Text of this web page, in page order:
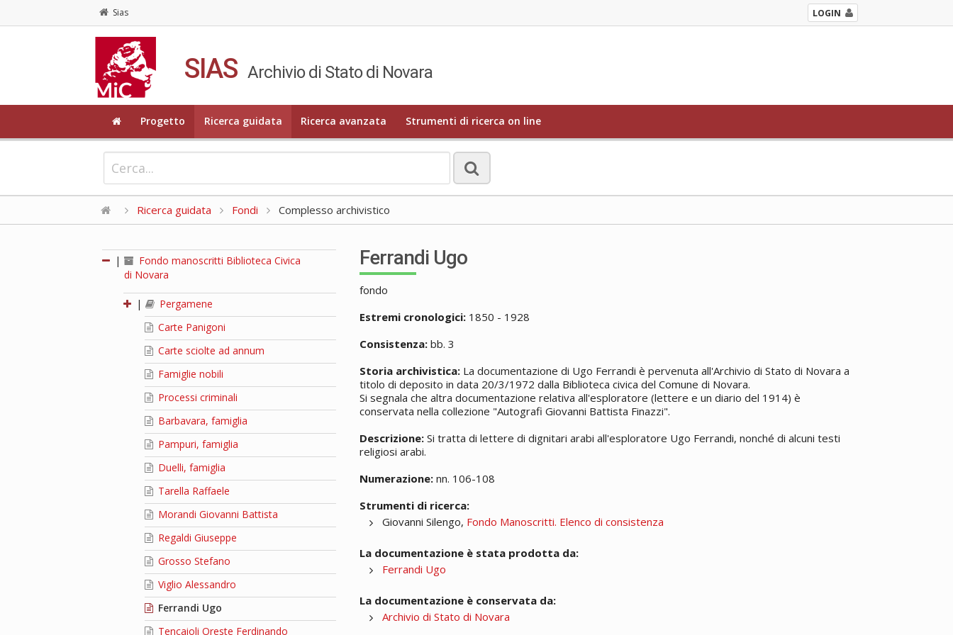
Sias LOGIN
SIAS Archivio di Stato di Novara
Progetto Ricerca guidata Ricerca avanzata Strumenti di ricerca on line
Ricerca guidata Fondi Complesso archivistico
|
Fondo manoscritti Biblioteca Civica
di Novara
|
Pergamene
Carte Panigoni
Carte sciolte ad annum
Famiglie nobili
Processi criminali
Barbavara, famiglia
Pampuri, famiglia
Duelli, famiglia
Tarella Raffaele
Morandi Giovanni Battista
Regaldi Giuseppe
Grosso Stefano
Viglio Alessandro
Ferrandi Ugo
Tencaioli Oreste Ferdinando
Ferrandi Ugo
fondo
Estremi cronologici: 1850 - 1928
Consistenza: bb. 3
Storia archivistica: La documentazione di Ugo Ferrandi è pervenuta all'Archivio di Stato di Novara a
titolo di deposito in data 20/3/1972 dalla Biblioteca civica del Comune di Novara.
Si segnala che altra documentazione relativa all'esploratore (lettere e un diario del 1914) è
conservata nella collezione "Autografi Giovanni Battista Finazzi".
Descrizione: Si tratta di lettere di dignitari arabi all'esploratore Ugo Ferrandi, nonché di alcuni testi
religiosi arabi.
Numerazione: nn. 106-108
Strumenti di ricerca:
Giovanni Silengo, Fondo Manoscritti. Elenco di consistenza
La documentazione è stata prodotta da:
Ferrandi Ugo
La documentazione è conservata da:
Archivio di Stato di Novara